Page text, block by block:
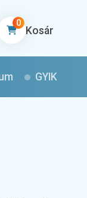
Kosár
0
GYIK